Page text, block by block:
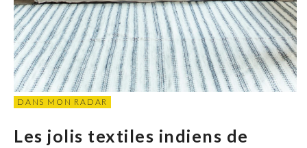
DANS MON RADAR
Les jolis textiles indiens de